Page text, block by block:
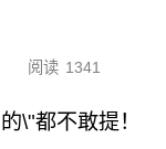
阅读 1341
\"都不敢提！